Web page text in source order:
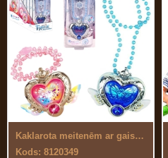
Kaklarota meitenēm ar gaismu un skaņu
Kods: 8120349